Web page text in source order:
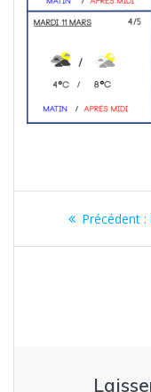
de
Précédent :